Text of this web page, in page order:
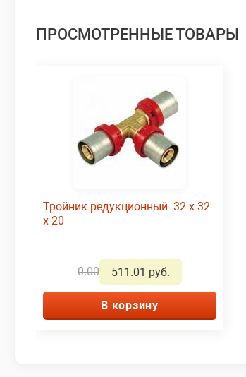
ПРОСМОТРЕННЫЕ ТОВАРЫ
Тройник редукционный 32 x 32
x 20
0.00 511.01 руб.
В корзину